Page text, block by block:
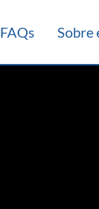
FAQs Sobre